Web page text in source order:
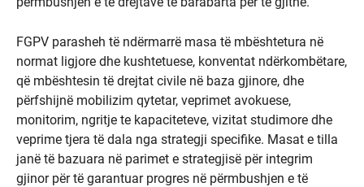
FGPV parasheh të ndërmarrë masa të mbështetura në
normat ligjore dhe kushtetuese, konventat ndërkombëtare,
që mbështesin të drejtat civile në baza gjinore, dhe
përfshijnë mobilizim qytetar, veprimet avokuese,
monitorim, ngritje te kapaciteteve, vizitat studimore dhe
veprime tjera të dala nga strategji specifike. Masat e tilla
janë të bazuara në parimet e strategjisë për integrim
gjinor për të garantuar progres në përmbushjen e të